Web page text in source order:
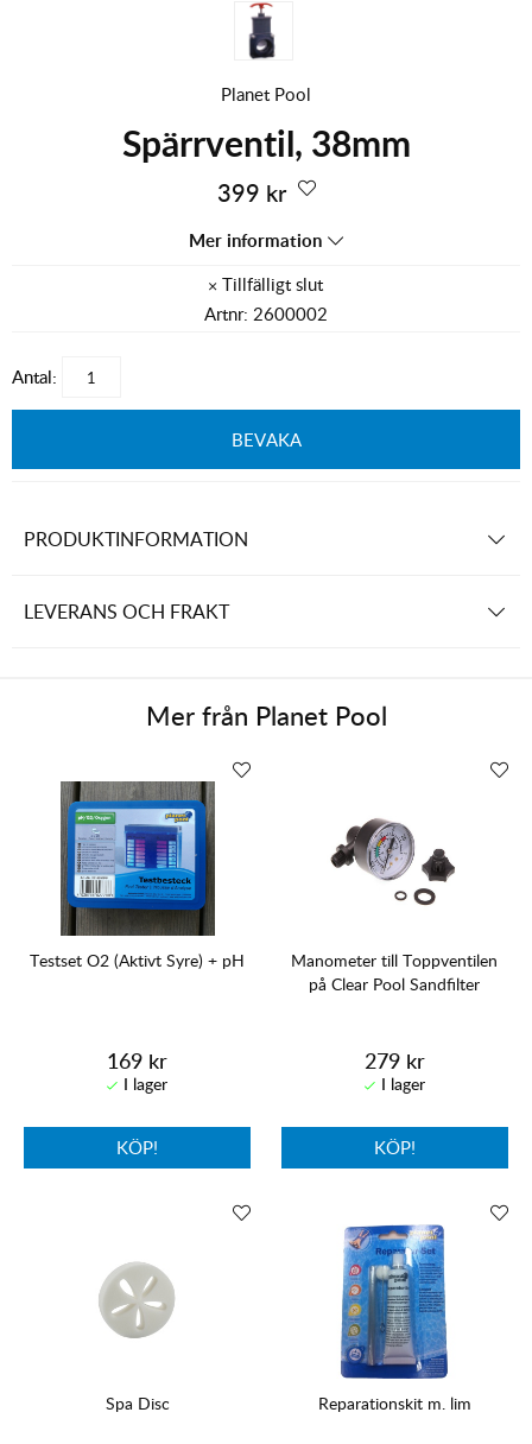
Planet Pool
Spärrventil, 38mm
399 kr
Mer information
Artnr: 2600002
Antal:
BEVAKA
PRODUKTINFORMATION
LEVERANS OCH FRAKT
Mer från Planet Pool
Testset O2 (Aktivt Syre) + pH
169 kr
KÖP!
Manometer till Toppventilen
på Clear Pool Sandfilter
279 kr
KÖP!
Spa Disc Reparationskit m. lim